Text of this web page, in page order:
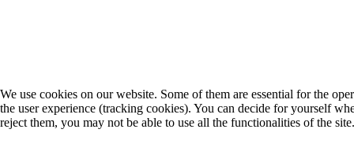
We use cookies on our website. Some of them are essential for the
the user experience (tracking cookies). You can decide for yourself
reject them, you may not be able to use all the functionalities of the site.